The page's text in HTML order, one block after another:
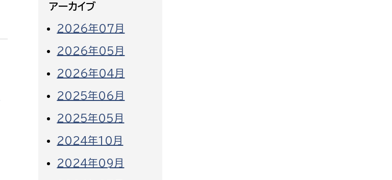
アーカイブ
2026年07月
2026年05月
2026年04月
2025年06月
2025年05月
2024年10月
2024年09月